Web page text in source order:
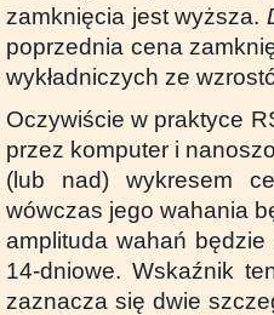
zamknięcia jest wyższa.
poprzednia cena
wykładniczych ze
Oczywiście w praktyce
przez komputer i
(lub nad) wykresem
wówczas jego wahania
amplituda wahań
14-dniowe. Wskaźnik
zaznacza się dwie